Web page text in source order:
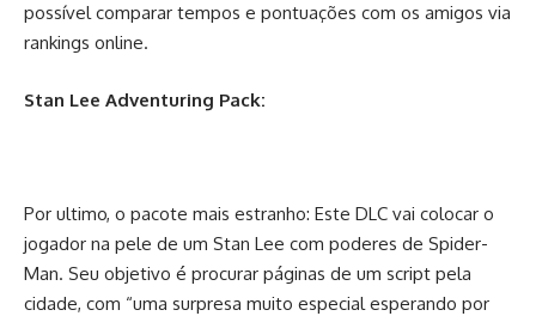
possível comparar tempos e pontuações com os amigos via
rankings online.
Stan Lee Adventuring Pack:
Por ultimo, o pacote mais estranho: Este DLC vai colocar o
jogador na pele de um Stan Lee com poderes de Spider-
Man. Seu objetivo é procurar páginas de um script pela
cidade, com “uma surpresa muito especial esperando por